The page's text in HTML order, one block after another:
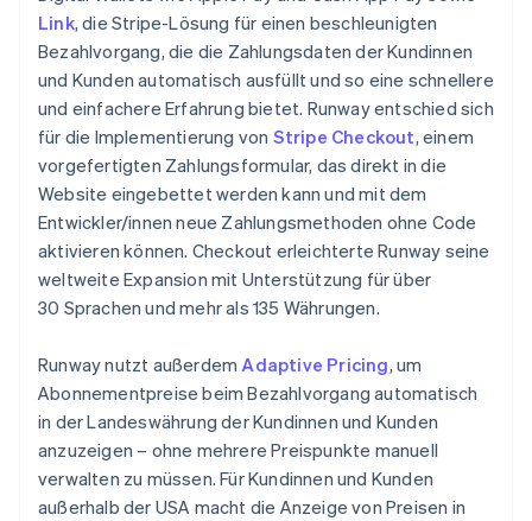
Link, die Stripe-Lösung für einen beschleunigten
Bezahlvorgang, die die Zahlungsdaten der Kundinnen
und Kunden automatisch ausfüllt und so eine schnellere
und einfachere Erfahrung bietet. Runway entschied sich
für die Implementierung von Stripe Checkout, einem
vorgefertigten Zahlungsformular, das direkt in die
Website eingebettet werden kann und mit dem
Entwickler/innen neue Zahlungsmethoden ohne Code
aktivieren können. Checkout erleichterte Runway seine
weltweite Expansion mit Unterstützung für über
30 Sprachen und mehr als 135 Währungen.
Runway nutzt außerdem Adaptive Pricing, um
Abonnementpreise beim Bezahlvorgang automatisch
in der Landeswährung der Kundinnen und Kunden
anzuzeigen – ohne mehrere Preispunkte manuell
verwalten zu müssen. Für Kundinnen und Kunden
außerhalb der USA macht die Anzeige von Preisen in